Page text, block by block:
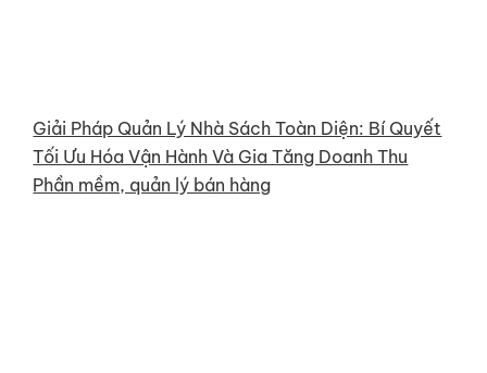
Giải Pháp Quản Lý Nhà Sách Toàn Diện: Bí Quyết
Tối Ưu Hóa Vận Hành Và Gia Tăng Doanh Thu
Phần mềm, quản lý bán hàng